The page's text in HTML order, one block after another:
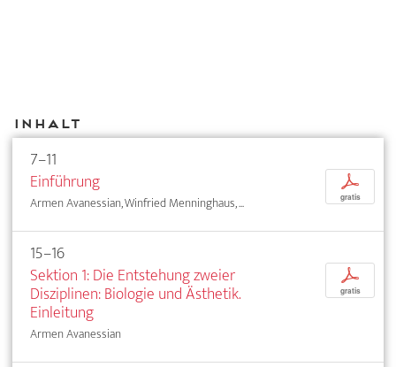
Inhalt
7–11
Einführung
Armen Avanessian, Winfried Menninghaus, ...
p
gratis
15–16
Sektion 1: Die Entstehung zweier
Disziplinen: Biologie und Ästhetik.
Einleitung
Armen Avanessian
p
gratis